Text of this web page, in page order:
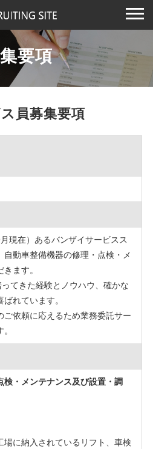
要項
員募集要項
現在）あるバンザイサービスス
自動車整備機器の修理・点検・メ
ます。
てきた経験とノウハウ、確かな
れています。
ご依頼に応えるため業務委託サー
検・メンテナンス及び設置・調
に納入されているリフト、車検